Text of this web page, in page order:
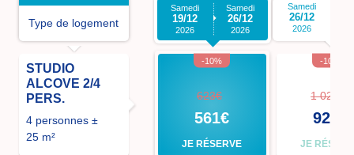
Type de logement
STUDIO
ALCOVE 2/4
PERS.
4 personnes ±
25 m²
Samedi
19/12
2026
Samedi
26/12
2026
-10%
623€
561€
JE RÉSERVE
Samedi
26/12
2026
-10%
1 029€
926€
JE